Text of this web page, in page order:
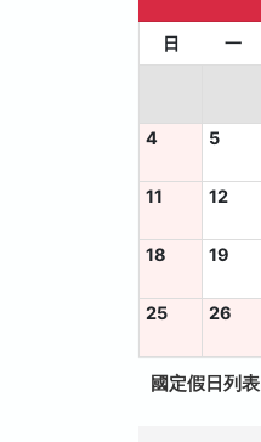
日 一
4 5
11 12
18 19
25 26
國定假日列表